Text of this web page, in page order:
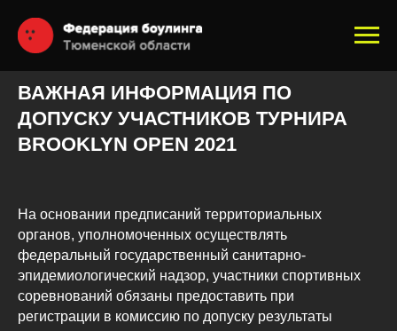
ВАЖНАЯ ИНФОРМАЦИЯ ПО
ДОПУСКУ УЧАСТНИКОВ ТУРНИРА
BROOKLYN OPEN 2021
На основании предписаний территориальных
органов, уполномоченных осуществлять
федеральный государственный санитарно-
эпидемиологический надзор, участники спортивных
соревнований обязаны предоставить при
регистрации в комиссию по допуску результаты